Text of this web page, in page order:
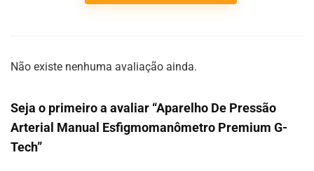
Não existe nenhuma avaliação ainda.
Seja o primeiro a avaliar “Aparelho De Pressão
Arterial Manual Esfigmomanômetro Premium G-
Tech”